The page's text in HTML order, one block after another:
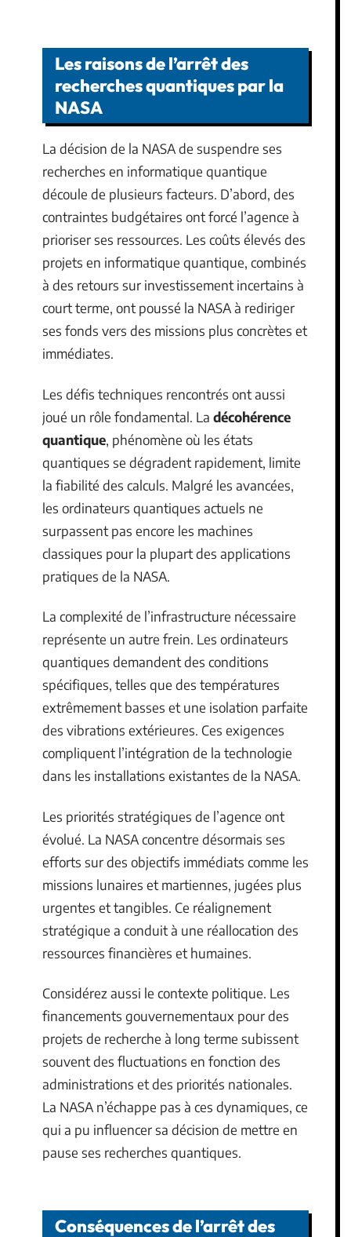
Les raisons de l’arrêt des
recherches quantiques par la
NASA
La décision de la NASA de suspendre ses
recherches en informatique quantique
découle de plusieurs facteurs. D’abord, des
contraintes budgétaires ont forcé l’agence à
prioriser ses ressources. Les coûts élevés des
projets en informatique quantique, combinés
à des retours sur investissement incertains à
court terme, ont poussé la NASA à rediriger
ses fonds vers des missions plus concrètes et
immédiates.
Les défis techniques rencontrés ont aussi
joué un rôle fondamental. La décohérence
quantique, phénomène où les états
quantiques se dégradent rapidement, limite
la fiabilité des calculs. Malgré les avancées,
les ordinateurs quantiques actuels ne
surpassent pas encore les machines
classiques pour la plupart des applications
pratiques de la NASA.
La complexité de l’infrastructure nécessaire
représente un autre frein. Les ordinateurs
quantiques demandent des conditions
spécifiques, telles que des températures
extrêmement basses et une isolation parfaite
des vibrations extérieures. Ces exigences
compliquent l’intégration de la technologie
dans les installations existantes de la NASA.
Les priorités stratégiques de l’agence ont
évolué. La NASA concentre désormais ses
efforts sur des objectifs immédiats comme les
missions lunaires et martiennes, jugées plus
urgentes et tangibles. Ce réalignement
stratégique a conduit à une réallocation des
ressources financières et humaines.
Considérez aussi le contexte politique. Les
financements gouvernementaux pour des
projets de recherche à long terme subissent
souvent des fluctuations en fonction des
administrations et des priorités nationales.
La NASA n’échappe pas à ces dynamiques, ce
qui a pu influencer sa décision de mettre en
pause ses recherches quantiques.
Conséquences de l’arrêt des